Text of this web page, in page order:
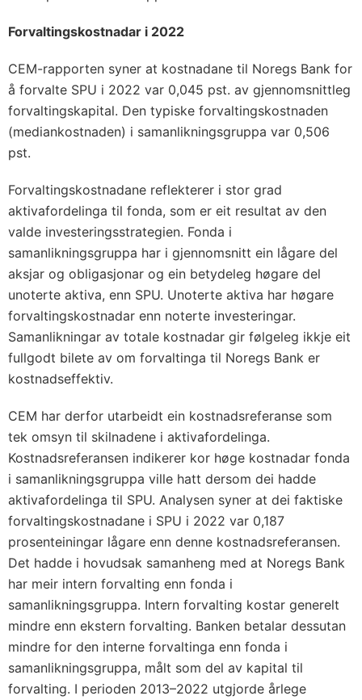
Forvaltingskostnadar i 2022
CEM-rapporten syner at kostnadane til Noregs Bank for
å forvalte SPU i 2022 var 0,045 pst. av gjennomsnittleg
forvaltingskapital. Den typiske forvaltingskostnaden
(mediankostnaden) i samanlikningsgruppa var 0,506
pst.
Forvaltingskostnadane reflekterer i stor grad
aktivafordelinga til fonda, som er eit resultat av den
valde investeringsstrategien. Fonda i
samanlikningsgruppa har i gjennomsnitt ein lågare del
aksjar og obligasjonar og ein betydeleg høgare del
unoterte aktiva, enn SPU. Unoterte aktiva har høgare
forvaltingskostnadar enn noterte investeringar.
Samanlikningar av totale kostnadar gir følgeleg ikkje eit
fullgodt bilete av om forvaltinga til Noregs Bank er
kostnadseffektiv.
CEM har derfor utarbeidt ein kostnadsreferanse som
tek omsyn til skilnadene i aktivafordelinga.
Kostnadsreferansen indikerer kor høge kostnadar fonda
i samanlikningsgruppa ville hatt dersom dei hadde
aktivafordelinga til SPU. Analysen syner at dei faktiske
forvaltingskostnadane i SPU i 2022 var 0,187
prosenteiningar lågare enn denne kostnadsreferansen.
Det hadde i hovudsak samanheng med at Noregs Bank
har meir intern forvalting enn fonda i
samanlikningsgruppa. Intern forvalting kostar generelt
mindre enn ekstern forvalting. Banken betalar dessutan
mindre for den interne forvaltinga enn fonda i
samanlikningsgruppa, målt som del av kapital til
forvalting. I perioden 2013–2022 utgjorde årlege